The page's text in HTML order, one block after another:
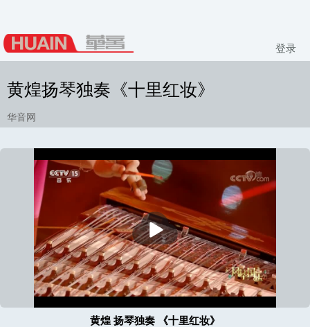
登录
黄煌扬琴独奏《十里红妆》
华音网
播
放
黄煌 扬琴独奏 《十里红妆》